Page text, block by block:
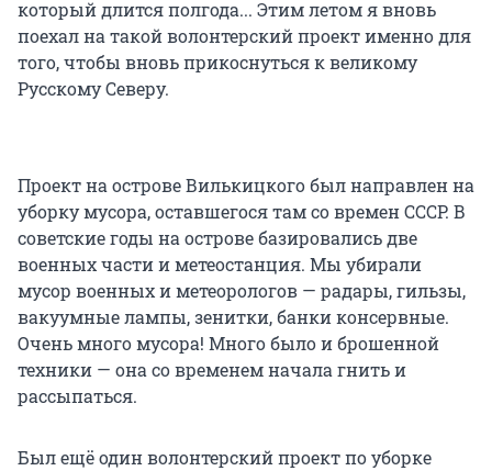
который длится полгода... Этим летом я вновь
поехал на такой волонтерский проект именно для
того, чтобы вновь прикоснуться к великому
Русскому Северу.
Проект на острове Вилькицкого был направлен на
уборку мусора, оставшегося там со времен СССР. В
советские годы на острове базировались две
военных части и метеостанция. Мы убирали
мусор военных и метеорологов — радары, гильзы,
вакуумные лампы, зенитки, банки консервные.
Очень много мусора! Много было и брошенной
техники — она со временем начала гнить и
рассыпаться.
Был ещё один волонтерский проект по уборке